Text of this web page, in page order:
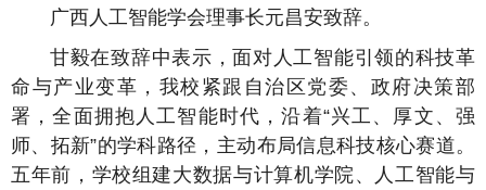
广西人工智能学会理事长元昌安致辞。
甘毅在致辞中表示，面对人工智能引领的科技革
命与产业变革，我校紧跟自治区党委、政府决策部
署，全面拥抱人工智能时代，沿着“兴工、厚文、强
师、拓新”的学科路径，主动布局信息科技核心赛道。
五年前，学校组建大数据与计算机学院、人工智能与